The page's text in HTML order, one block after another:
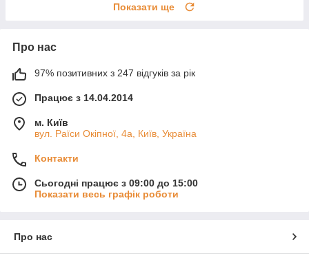
Показати ще
Про нас
97% позитивних з 247 відгуків за рік
Працює з 14.04.2014
м. Київ
вул. Раїси Окіпної, 4а, Київ, Україна
Контакти
Сьогодні працює з 09:00 до 15:00
Показати весь графік роботи
Про нас